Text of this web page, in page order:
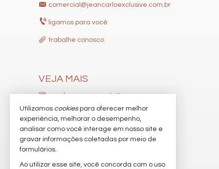
Sala de Reunião
Box de Praia
Infra para Veículos Elétricos
Hidromassagem
comercial@jeancarloexclusive.com.br
ligamos para você
trabalhe conosco
VEJA MAIS
receba nosso newsletter
indicadores financeiros
cadastre seu imóvel
imóveis favoritos
mapa de imóveis
Utilizamos cookiespara oferecer melhor
experiência, melhorar o desempenho,
analisar como você interage em nosso site e
gravar informações coletadas por meio de
formulários.
Ao utilizar esse site, você concorda com o uso